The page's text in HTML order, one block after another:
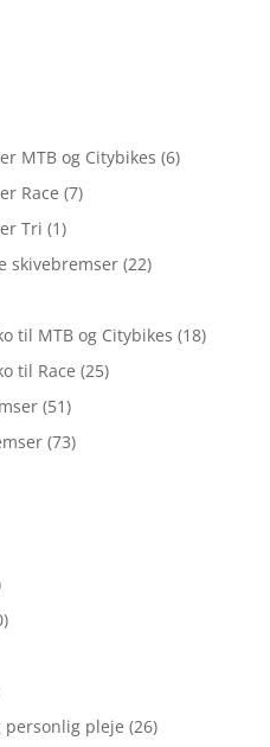
MTB og Citybikes (6)
Race (7)
Tri (1)
skivebremser (22)
til MTB og Citybikes (18)
til Race (25)
(51)
(73)
personlig pleje (26)